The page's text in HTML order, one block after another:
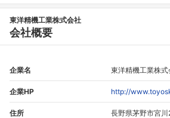
東洋精機工業株式会社
会社概要
企業名 東洋精機工業株式
企業HP http://
住所 長野県茅野市宮